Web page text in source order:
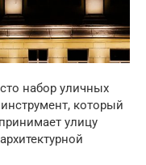
набор уличных
который
улицу